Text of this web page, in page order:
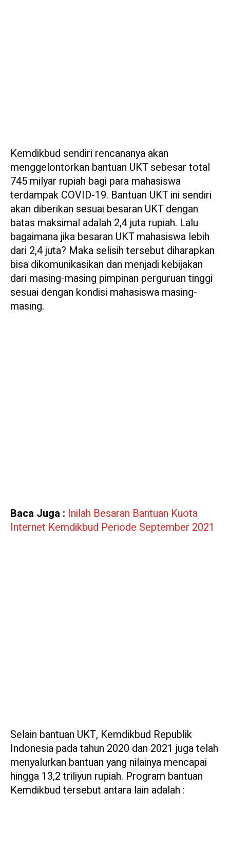
Kemdikbud sendiri rencananya akan
menggelontorkan bantuan UKT sebesar total
745 milyar rupiah bagi para mahasiswa
terdampak COVID-19. Bantuan UKT ini sendiri
akan diberikan sesuai besaran UKT dengan
batas maksimal adalah 2,4 juta rupiah. Lalu
bagaimana jika besaran UKT mahasiswa lebih
dari 2,4 juta? Maka selisih tersebut diharapkan
bisa dikomunikasikan dan menjadi kebijakan
dari masing-masing pimpinan perguruan tinggi
sesuai dengan kondisi mahasiswa masing-
masing.
Baca Juga : Inilah Besaran Bantuan Kuota
Internet Kemdikbud Periode September 2021
Selain bantuan UKT, Kemdikbud Republik
Indonesia pada tahun 2020 dan 2021 juga telah
menyalurkan bantuan yang nilainya mencapai
hingga 13,2 triliyun rupiah. Program bantuan
Kemdikbud tersebut antara lain adalah :